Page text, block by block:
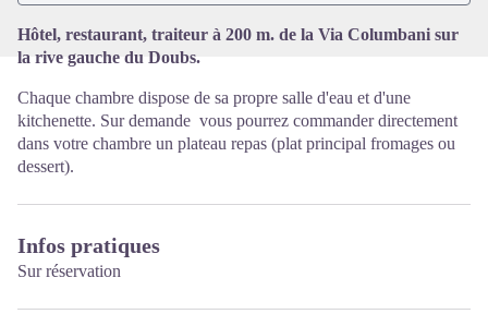
Hôtel, restaurant, traiteur à 200 m. de la Via Columbani sur
la rive gauche du Doubs.
Chaque chambre dispose de sa propre salle d'eau et d'une
kitchenette. Sur demande vous pourrez commander directement
dans votre chambre un plateau repas (plat principal fromages ou
dessert).
Infos pratiques
Sur réservation